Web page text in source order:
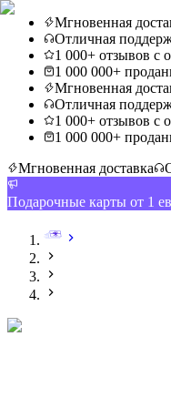
Мгновенная
Отличная
1 000+ отзывов с
1 000 000+
Мгновенная
Отличная
1 000+ отзывов с
1 000 000+
Мгновенная доставка
Подарочные карты от 1